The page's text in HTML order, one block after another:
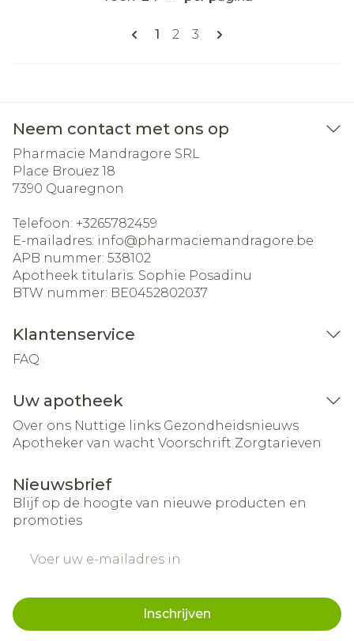
Pagina's
U lees momenteel pagina
1 Pagina
2 Pagina
3
Neem contact met ons op
Pharmacie Mandragore SRL
Place Brouez 18
7390 Quaregnon
Telefoon: +3265782459
E-mailadres: info@pharmaciemandragore.be
APB nummer: 538102
Apotheek titularis: Sophie Posadinu
BTW nummer: BE0452802037
Klantenservice
FAQ
Uw apotheek
Over ons Nuttige links Gezondheidsnieuws
Apotheker van wacht Voorschrift Zorgtarieven
Nieuwsbrief
Blijf op de hoogte van nieuwe producten en
promoties
Inschrijven